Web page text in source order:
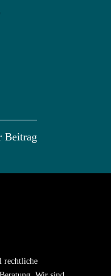
Beitrag
rechtliche